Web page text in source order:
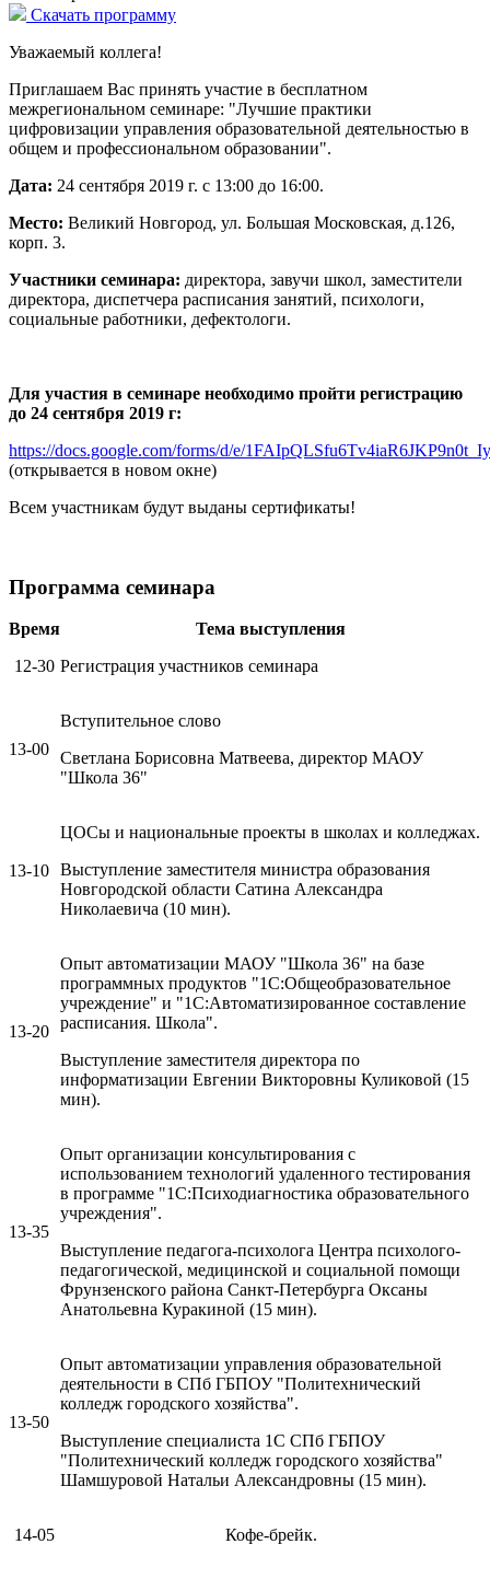
Скачать программу
Уважаемый коллега!
Приглашаем Вас принять участие в бесплатном
межрегиональном семинаре: "Лучшие практики
цифровизации управления образовательной деятельностью в
общем и профессиональном образовании".
Дата: 24 сентября 2019 г. с 13:00 до 16:00.
Место: Великий Новгород, ул. Большая Московская, д.126,
корп. 3.
Участники семинара: директора, завучи школ, заместители
директора, диспетчера расписания занятий, психологи,
социальные работники, дефектологи.
Для участия в семинаре необходимо пройти регистрацию
до 24 сентября 2019 г:
https://docs.google.com/forms/d/e/
(открывается в новом окне)
Всем участникам будут выданы сертификаты!
Программа семинара
Время
Тема выступления
12-30 Регистрация участников семинара
13-00
Вступительное слово
Светлана Борисовна Матвеева, директор МАОУ
"Школа 36"
13-10
ЦОСы и национальные проекты в школах и колледжах.
Выступление заместителя министра образования
Новгородской области Сатина Александра
Николаевича (10 мин).
13-20
Опыт автоматизации МАОУ "Школа 36" на базе
программных продуктов "1С:Общеобразовательное
учреждение" и "1С:Автоматизированное составление
расписания. Школа".
Выступление заместителя директора по
информатизации Евгении Викторовны Куликовой (15
мин).
13-35
Опыт организации консультирования с
использованием технологий удаленного тестирования
в программе "1С:Психодиагностика образовательного
учреждения".
Выступление педагога-психолога Центра психолого-
педагогической, медицинской и социальной помощи
Фрунзенского района Санкт-Петербурга Оксаны
Анатольевна Куракиной (15 мин).
13-50
Опыт автоматизации управления образовательной
деятельности в СПб ГБПОУ "Политехнический
колледж городского хозяйства".
Выступление специалиста 1С СПб ГБПОУ
"Политехнический колледж городского хозяйства"
Шамшуровой Натальи Александровны (15 мин).
14-05 Кофе-брейк.